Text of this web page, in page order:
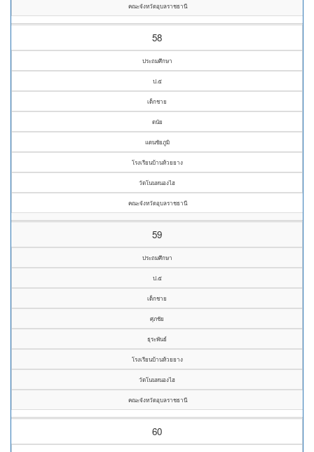
คณะจังหวัดอุบลราชธานี
58
ประถมศึกษา
ป.๕
เด็กชาย
ดนัย
แดนชัยภูมิ
โรงเรียนบ้านห้วยยาง
วัดโนนหนองไฮ
คณะจังหวัดอุบลราชธานี
59
ประถมศึกษา
ป.๕
เด็กชาย
ศุภชัย
ธุระพันธ์
โรงเรียนบ้านห้วยยาง
วัดโนนหนองไฮ
คณะจังหวัดอุบลราชธานี
60